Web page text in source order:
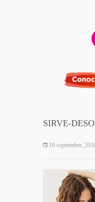
SIRVE-
18 septiembre,